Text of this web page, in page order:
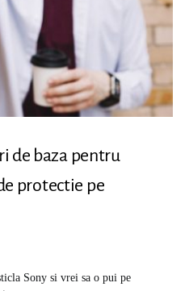
de baza pentru
protectie pe
Sony si vrei sa o pui pe